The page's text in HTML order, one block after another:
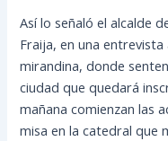
Así lo señaló el alcalde
Fraija, en una
mirandina, donde
ciudad que quedará
mañana comienzan las
misa en la catedral que